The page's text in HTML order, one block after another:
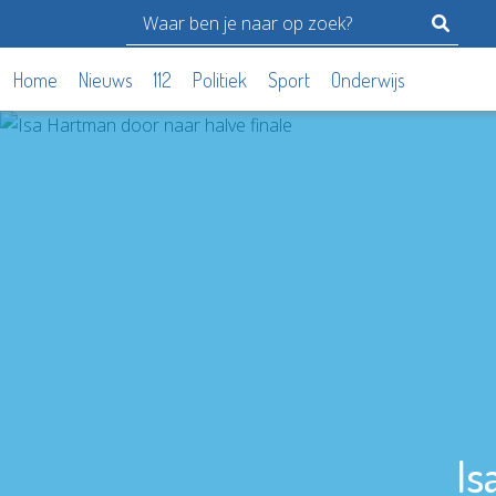
Home Nieuws 112 Politiek Sport Onderwijs